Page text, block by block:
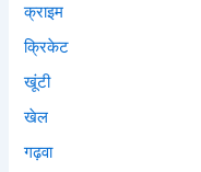
क्राइम
क्रिकेट
खूंटी
खेल
गढ़वा